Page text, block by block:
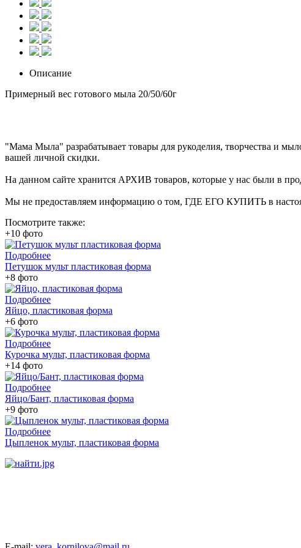
Описание
Примерный вес готового мыла 20/50/60г
"Мама Мыла" разрабатывает товары для рукоделия, творчества и
вашей личной скидки.
На данном сайте хранится АРХИВ товаров, которые у нас были в
Мы не предоставляем информацию о том, ГДЕ ЕГО КУПИТЬ в
Посмотрите также:
+10 фото
Подробнее
Петушок мульт пластиковая форма
+8 фото
Подробнее
Яйцо, пластиковая форма
+6 фото
Подробнее
Курочка мульт, пластиковая форма
+14 фото
Подробнее
Яйцо/Бант, пластиковая форма
+9 фото
Подробнее
Цыпленок мульт, пластиковая форма